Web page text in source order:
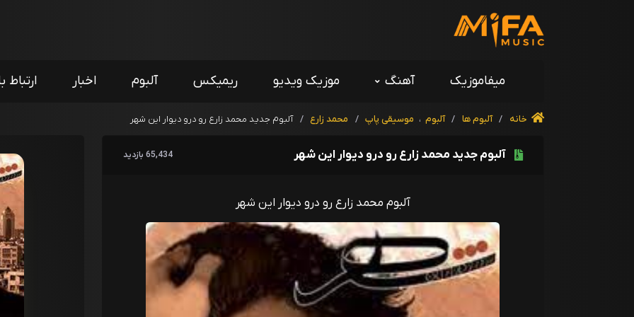
میفاموزیک آهنگ موزیک ویدیو ریمیکس آلبوم اخبار ارتباط
خانه / آلبوم ها / آلبوم ، موسیقی پاپ / محمد زارع / آلبوم جدید محمد زارع رو درو دیوار این شهر
آلبوم جدید محمد زارع رو درو دیوار این شهر 65,434 بازدید
آلبوم محمد زارع رو درو دیوار این شهر